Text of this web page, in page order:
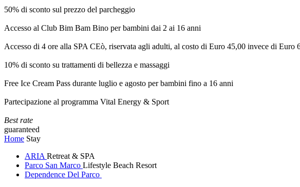
50% di sconto sul prezzo del parcheggio
Accesso al Club Bim Bam Bino per bambini dai 2 ai 16 anni
Accesso di 4 ore alla SPA CEò, riservata agli adulti, al costo di Euro 45,00 invece di Euro
10% di sconto su trattamenti di bellezza e massaggi
Free Ice Cream Pass durante luglio e agosto per bambini fino a 16 anni
Partecipazione al programma Vital Energy & Sport
Best rate
guaranteed
Home Stay
ARIA Retreat & SPA
Parco San Marco Lifestyle Beach Resort
Dependence Del Parco